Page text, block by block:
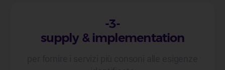
-3-
supply & implementation